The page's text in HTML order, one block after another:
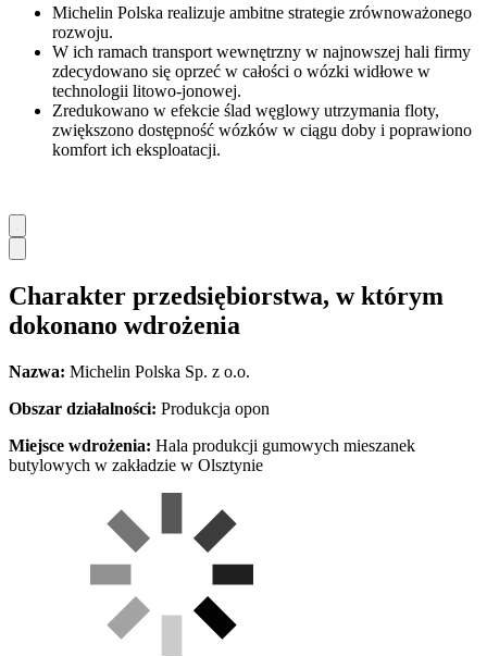
Michelin Polska realizuje ambitne strategie zrównoważonego
rozwoju.
W ich ramach transport wewnętrzny w najnowszej hali firmy
zdecydowano się oprzeć w całości o wózki widłowe w
technologii litowo-jonowej.
Zredukowano w efekcie ślad węglowy utrzymania floty,
zwiększono dostępność wózków w ciągu doby i poprawiono
komfort ich eksploatacji.
Charakter przedsiębiorstwa, w którym
dokonano wdrożenia
Nazwa: Michelin Polska Sp. z o.o.
Obszar działalności: Produkcja opon
Miejsce wdrożenia: Hala produkcji gumowych mieszanek
butylowych w zakładzie w Olsztynie